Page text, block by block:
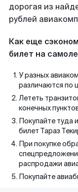
дорогая из
рублей
Как еще
билет на
У разных
различаются по
Лететь
конечных
Покупайте туда
билет Тараз
При покупке
распродажи
Покупайте